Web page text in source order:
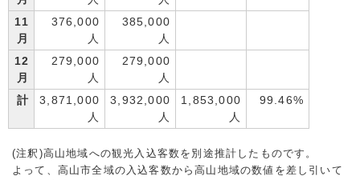
11
月
376,000
人
385,000
人
12
月
279,000
人
279,000
人
計
3,871,000
人
3,932,000
人
1,853,000
人
99.46%
(注釈)高山地域への観光入込客数を別途推計したものです。
よって、高山市全域の入込客数から高山地域の数値を差し引いて